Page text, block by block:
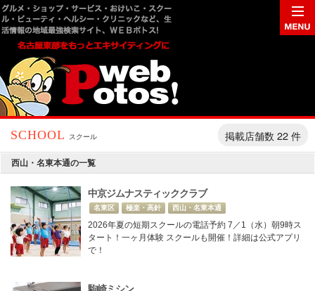
SCHOOL スクール 掲載店舗数 22 件
西山・名東本通の一覧
中京ジムナスティッククラブ
名東区 極楽・高針 西山・名東本通
2026年夏の短期スクールの電話予約 7／1（水）朝9時ス
タート！一ヶ月体験 スクールも開催！詳細は公式アプリ
で！